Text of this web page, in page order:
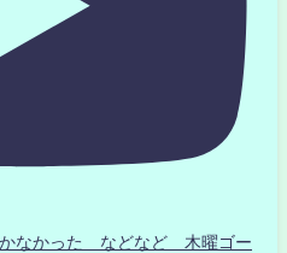
なかった などなど 木曜ゴー